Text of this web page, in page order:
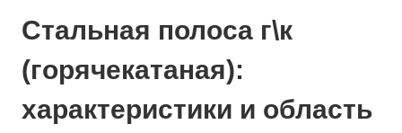
Стальная полоса г\к
(горячекатаная):
характеристики и область